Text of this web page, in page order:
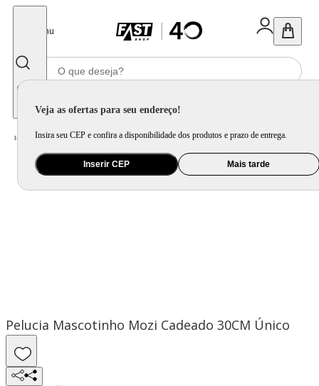
Menu
Veja as ofertas para seu endereço!
Insira seu CEP e confira a disponibilidade dos produtos e prazo de entrega.
Inserir CEP Mais tarde
Home Presentes / Presente Criativo / Pelucia Mascotinho Mozi Cadeado 30CM
Pelucia Mascotinho Mozi Cadeado 30CM Único